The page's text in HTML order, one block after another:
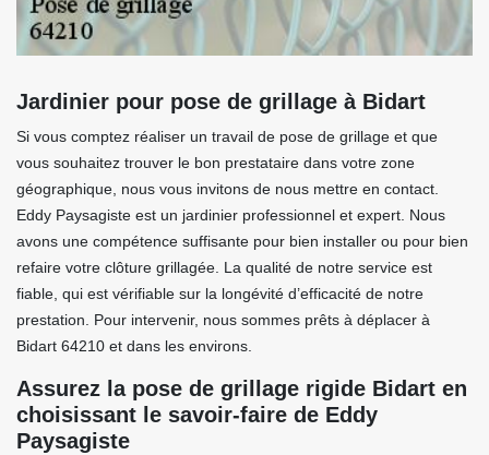
Jardinier pour pose de grillage à Bidart
Si vous comptez réaliser un travail de pose de grillage et que
vous souhaitez trouver le bon prestataire dans votre zone
géographique, nous vous invitons de nous mettre en contact.
Eddy Paysagiste est un jardinier professionnel et expert. Nous
avons une compétence suffisante pour bien installer ou pour bien
refaire votre clôture grillagée. La qualité de notre service est
fiable, qui est vérifiable sur la longévité d’efficacité de notre
prestation. Pour intervenir, nous sommes prêts à déplacer à
Bidart 64210 et dans les environs.
Assurez la pose de grillage rigide Bidart en
choisissant le savoir-faire de Eddy
Paysagiste